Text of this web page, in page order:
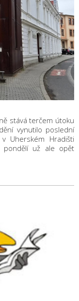
stává terčem útoku
vynutilo poslední
Uherském Hradišti
pondělí už ale opět